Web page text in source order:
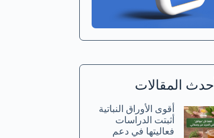
أحدث المقالات
أقوى الأوراق النباتية
أثبتت الدراسات
فعاليتها في دعم